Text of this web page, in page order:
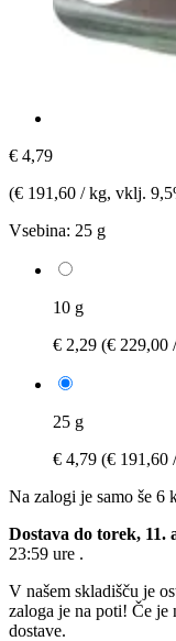
€ 4,79
(€ 191,60 / kg, vklj.
Vsebina: 25 g
10 g
€ 2,29 (€ 229,00
25 g
€ 4,79 (€ 191,60
Na zalogi je samo še 6
Dostava do torek, 11.
23:59 ure .
V našem skladišču je
zaloga je na poti! Če je
dostave.